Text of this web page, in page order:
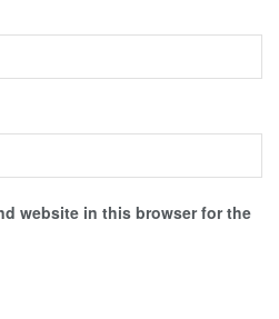
website in this browser for the